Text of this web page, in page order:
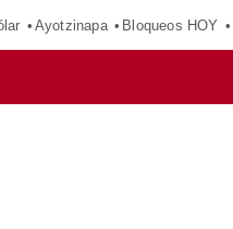
Ayotzinapa Bloqueos HOY